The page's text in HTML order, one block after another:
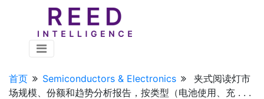
首页 Semiconductors & Electronics
夹式阅读灯市
场规模、份额和趋势分析报告，按类型（电池使用、充 . . .